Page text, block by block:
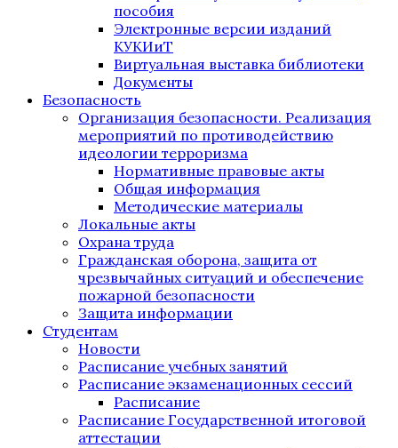
пособия
Электронные версии изданий
КУКИиТ
Виртуальная выставка библиотеки
Документы
Безопасность
Организация безопасности. Реализация
мероприятий по противодействию
идеологии терроризма
Нормативные правовые акты
Общая информация
Методические материалы
Локальные акты
Охрана труда
Гражданская оборона, защита от
чрезвычайных ситуаций и обеспечение
пожарной безопасности
Защита информации
Студентам
Новости
Расписание учебных занятий
Расписание экзаменационных сессий
Расписание
Расписание Государственной итоговой
аттестации